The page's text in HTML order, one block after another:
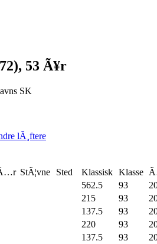
53 Ã¥r
SK
lÃ¸ftere
StÃ¦vne Sted Klassisk Klasse
562.5 93
215 93
137.5 93
220 93
137.5 93